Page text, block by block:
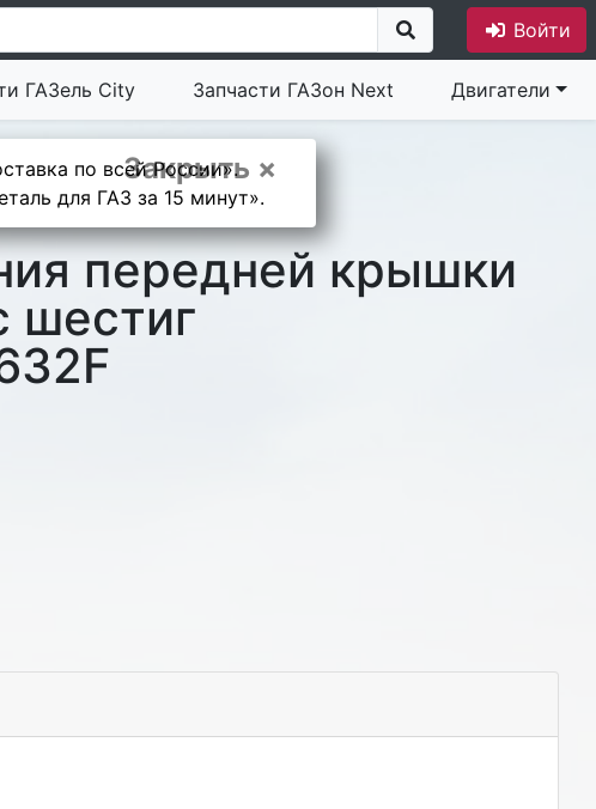
Войти
ГАЗель City Запчасти ГАЗон Next Двигатели
Закрыть ×
по всей России».
для ГАЗ за 15 минут».
передней крышки
шестиг